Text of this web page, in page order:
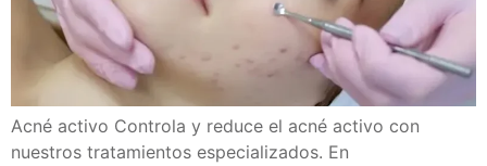
Acné activo Controla y reduce el acné activo con
nuestros tratamientos especializados. En